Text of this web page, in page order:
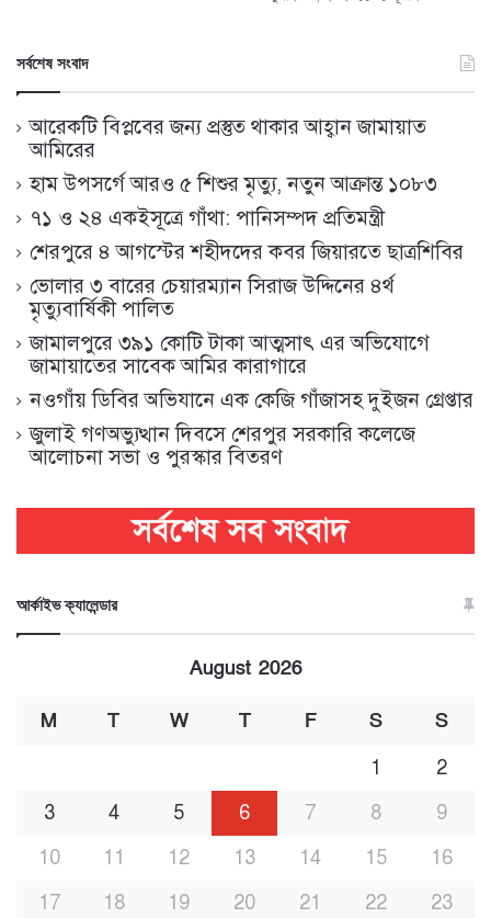
সর্বশেষ সংবাদ
আরেকটি বিপ্লবের জন্য প্রস্তুত থাকার আহ্বান জামায়াত
আমিরের
হাম উপসর্গে আরও ৫ শিশুর মৃত্যু, নতুন আক্রান্ত ১০৮৩
৭১ ও ২৪ একইসূত্রে গাঁথা: পানিসম্পদ প্রতিমন্ত্রী
শেরপুরে ৪ আগস্টের শহীদদের কবর জিয়ারতে ছাত্রশিবির
ভোলার ৩ বারের চেয়ারম্যান সিরাজ উদ্দিনের ৪র্থ
মৃত্যুবার্ষিকী পালিত
জামালপুরে ৩৯১ কোটি টাকা আত্মসাৎ এর অভিযোগে
জামায়াতের সাবেক আমির কারাগারে
নওগাঁয় ডিবির অভিযানে এক কেজি গাঁজাসহ দুইজন গ্রেপ্তার
জুলাই গণঅভ্যুত্থান দিবসে শেরপুর সরকারি কলেজে
আলোচনা সভা ও পুরস্কার বিতরণ
আর্কাইভ ক্যালেন্ডার
August 2026
M T W T F S S
1
2
3
4 5 6 7 8
9
10
11 12 13 14 15
16
17
18 19 20 21 22
23